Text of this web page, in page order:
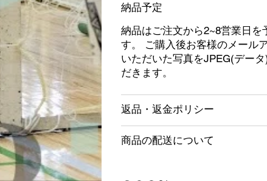
納品予定
納品はご注文から2~8営業日を
す。 ご購入後お客様のメール
いただいた写真をJPEG(デー
だきます。
返品・返金ポリシー
商品の配送について